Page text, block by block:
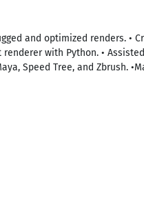
and optimized renders. •
with Python. •
Speed Tree, and Zbrush.